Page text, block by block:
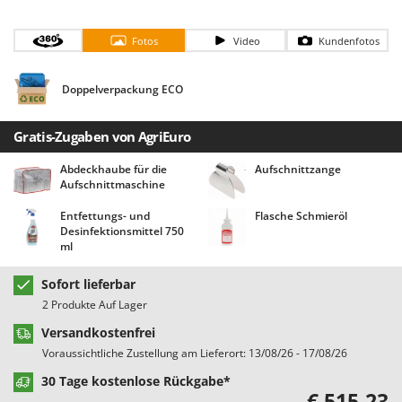
Brutmaschinen Inkubatoren
D Dampfreiniger und Dampfbesen
E
Einachsschlepper
Erdbohrer
Erntenetze für Obst und Oliven
F
Feder Grubber
Feldspritzen für Pflanzenschutz
Fensterreiniger
Fleischwolf
Batavia
Beper
Berkel
Bernardi
Bertolini Pumps
Bestway
Beta tools
Bissell
Black & Decker
BlackStone
Bomet
Fotos Video Kundenfotos
Doppelverpackung ECO
Gratis-Zugaben von AgriEuro
Abdeckhaube für die
Aufschnittmaschine
Aufschnittzange
Entfettungs- und
Desinfektionsmittel 750
ml
Flasche Schmieröl
Sofort lieferbar
2 Produkte Auf Lager
Versandkostenfrei
Voraussichtliche Zustellung am Lieferort: 13/08/26 - 17/08/26
30 Tage kostenlose Rückgabe*